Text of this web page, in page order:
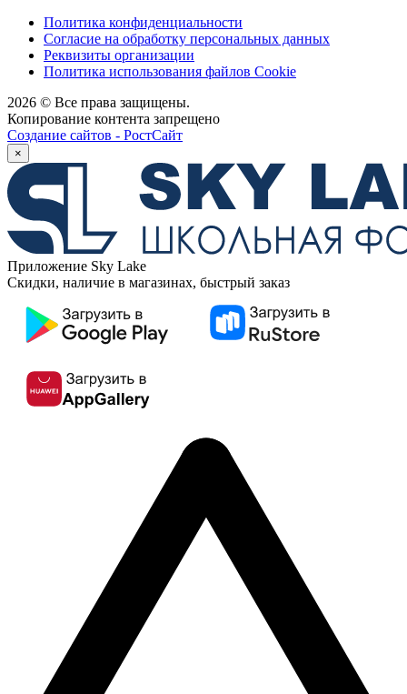
Политика конфиденциальности
Согласие на обработку персональных данных
Реквизиты организации
Политика использования файлов Cookie
2026 © Все права защищены.
Копирование контента запрещено
Создание сайтов - РостСайт
×
Приложение Sky Lake
Скидки, наличие в магазинах, быстрый заказ